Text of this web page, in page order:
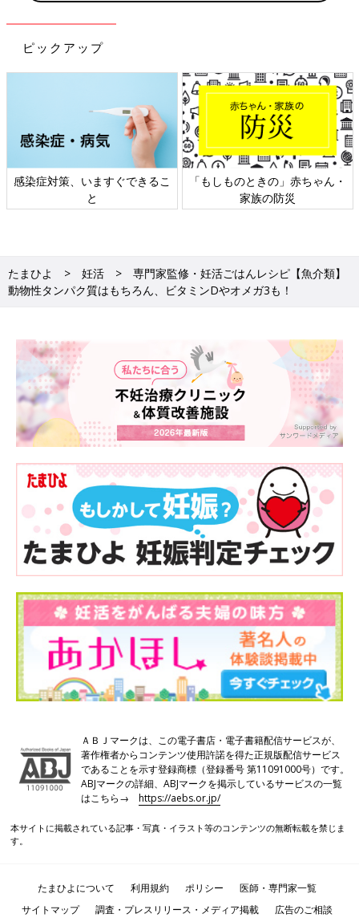
ピックアップ
感染症対策、いますぐできるこ
と
「もしものときの」赤ちゃん・
家族の防災
たまひよ 妊活
専門家監修・妊活ごはんレシピ【魚介類】
動物性タンパク質はもちろん、ビタミンDやオメガ3も！
ＡＢＪマークは、この電子書店・電子書籍配信サービスが、
著作権者からコンテンツ使用許諾を得た正規版配信サービス
であることを示す登録商標（登録番号 第11091000号）です。
ABJマークの詳細、ABJマークを掲示しているサービスの一覧
はこちら→https://aebs.or.jp/
本サイトに掲載されている記事・写真・イラスト等のコンテンツの無断転載を禁じま
す。
たまひよについて 利用規約 ポリシー
医師・専門家一覧
サイトマップ
調査・プレスリリース・メディア掲載 広告のご相談